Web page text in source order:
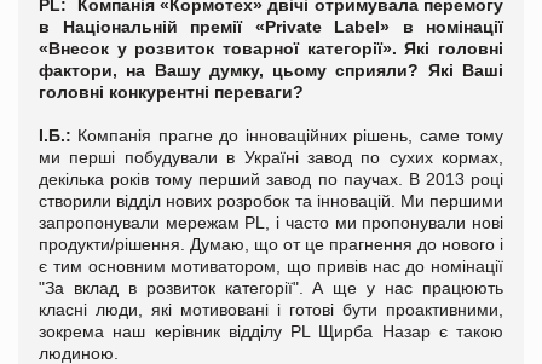
PL: Компанія «Кормотех» двічі отримувала перемогу
в Національній премії «Private Label» в номінації
«Внесок у розвиток товарної категорії». Які головні
фактори, на Вашу думку, цьому сприяли? Які Ваші
головні конкурентні переваги?
І.Б.: Компанія прагне до інноваційних рішень, саме тому
ми перші побудували в Україні завод по сухих кормах,
декілька років тому перший завод по паучах. В 2013 році
створили відділ нових розробок та інновацій. Ми першими
запропонували мережам PL, і часто ми пропонували нові
продукти/рішення. Думаю, що от це прагнення до нового і
є тим основним мотиватором, що привів нас до номінації
"За вклад в розвиток категорії". А ще у нас працюють
класні люди, які мотивовані і готові бути проактивними,
зокрема наш керівник відділу PL Щирба Назар є такою
людиною.